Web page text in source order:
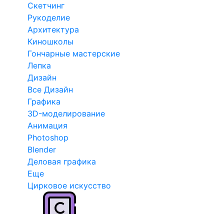
Скетчинг
Рукоделие
Архитектура
Киношколы
Гончарные мастерские
Лепка
Дизайн
Все Дизайн
Графика
3D-моделирование
Анимация
Photoshop
Blender
Деловая графика
Еще
Цирковое искусство